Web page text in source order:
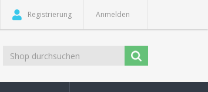
Registrierung Anmelden